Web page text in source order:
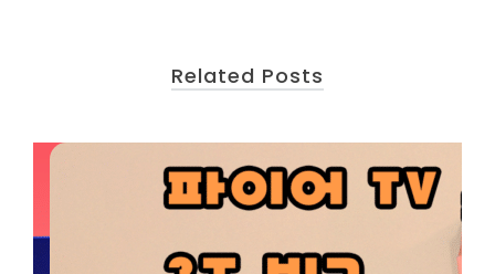
Related Posts